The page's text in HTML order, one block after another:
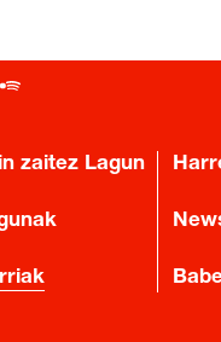
zaitez Lagun